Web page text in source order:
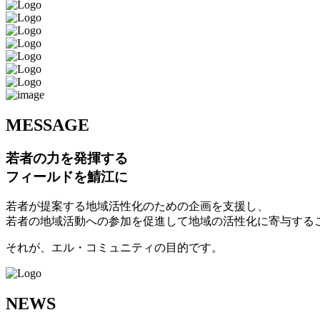
MESSAGE
若者の力を発揮する
フィールドを鯖江に
若者が提案する地域活性化のための企画を支援し、
若者の地域活動への参加を促進して地域の活性化に寄与する
それが、エル・コミュニティの目的です。
NEWS